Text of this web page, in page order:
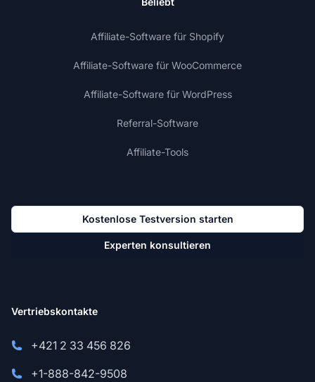
Affiliate-Software für Shopify
Affiliate-Software für WooCommerce
Affiliate-Software für WordPress
Referral-Software
Affiliate-Tools
Kostenlose Testversion starten
Experten konsultieren
Vertriebskontakte
+421 2 33 456 826
+1-888-842-9508